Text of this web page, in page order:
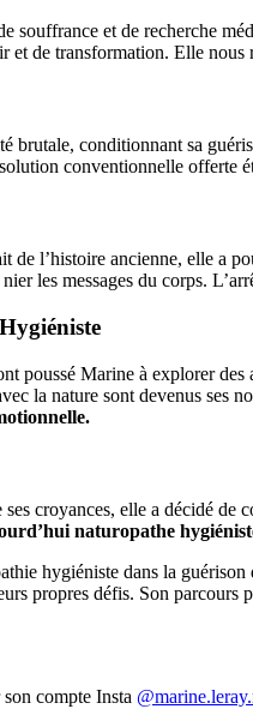
souffrance et de recherche
et de transformation. Elle
brutale, conditionnant sa
conventionnelle offerte
de l’histoire ancienne, elle a
les messages du corps.
poussé Marine à explorer
la nature sont devenus ses
croyances, elle a décidé
naturopathe
hygiéniste dans la guérison
propres défis. Son
compte Insta